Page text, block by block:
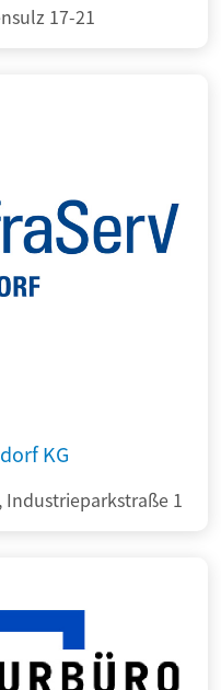
17-21
KG
Industrieparkstraße 1